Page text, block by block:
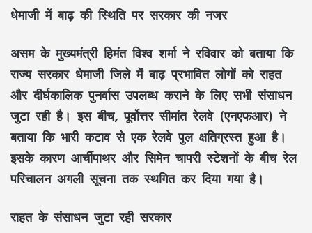
धेमाजी में बाढ़ की स्थिति पर सरकार की नजर
असम के मुख्यमंत्री हिमंत विश्व शर्मा ने रविवार को बताया कि
राज्य सरकार धेमाजी जिले में बाढ़ प्रभावित लोगों को राहत
और दीर्घकालिक पुनर्वास उपलब्ध कराने के लिए सभी संसाधन
जुटा रही है। इस बीच, पूर्वोत्तर सीमांत रेलवे (एनएफआर) ने
बताया कि भारी कटाव से एक रेलवे पुल क्षतिग्रस्त हुआ है।
इसके कारण आर्चीपाथर और सिमेन चापरी स्टेशनों के बीच रेल
परिचालन अगली सूचना तक स्थगित कर दिया गया है।
राहत के संसाधन जुटा रही सरकार